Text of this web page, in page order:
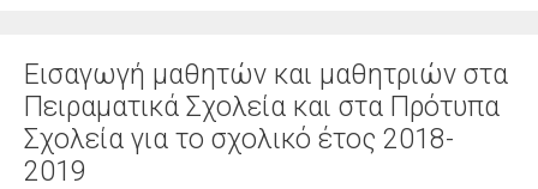
Εισαγωγή μαθητών και μαθητριών στα
Πειραματικά Σχολεία και στα Πρότυπα
Σχολεία για το σχολικό έτος 2018-
2019